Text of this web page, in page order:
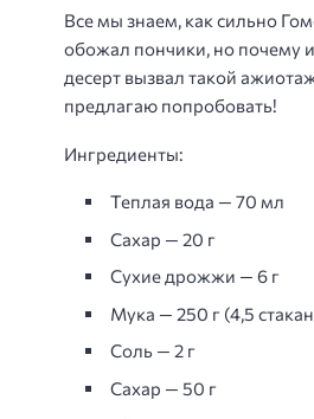
Все мы знаем, как сильно
обожал пончики, но почему
десерт вызвал такой
предлагаю попробовать!
Ингредиенты:
Теплая вода — 70 мл
Сахар — 20 г
Сухие дрожжи — 6 г
Мука — 250 г (4,5
Соль — 2 г
Сахар — 50 г